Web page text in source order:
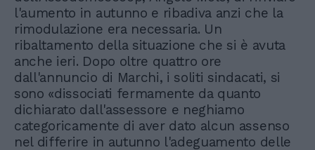
l'aumento in autunno e ribadiva anzi che la
rimodulazione era necessaria. Un
ribaltamento della situazione che si è avuta
anche ieri. Dopo oltre quattro ore
dall'annuncio di Marchi, i soliti sindacati, si
sono «dissociati fermamente da quanto
dichiarato dall'assessore e neghiamo
categoricamente di aver dato alcun assenso
nel differire in autunno l'adeguamento delle